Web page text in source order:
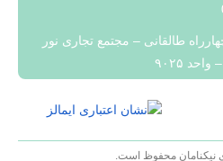
نیازهای بازار، ما به مشتریان خود
فرد ارائه می‌دهیم تا بتوانند با
ارتباطات مقابله نمایند.
یکی از ارائه‌دهندگان برتر تجهیزات
طالقانی – مجتمع تجاری نور
۹۰۲۵
نیکنامان محفوظ است.